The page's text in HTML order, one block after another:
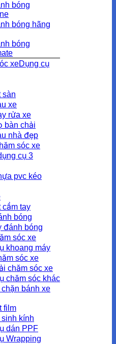
bóng
bóng hãng
bóng
Dụng cụ
sàn
xe
rửa xe
bàn chải
nhà đẹp
sóc xe
cụ 3
pvc kéo
cầm tay
bóng
đánh bóng
sóc xe
khoang máy
sóc xe
chăm sóc xe
chăm sóc khác
bánh xe
film
sinh kính
dán PPF
Wrapping